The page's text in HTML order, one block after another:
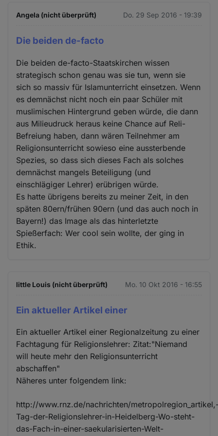
Angela (nicht überprüft) Do. 29 Sep 2016 - 19:39
Die beiden de-facto
Die beiden de-facto-Staatskirchen wissen
strategisch schon genau was sie tun, wenn sie
sich so massiv für Islamunterricht einsetzen. Wenn
es demnächst nicht noch ein paar Schüler mit
muslimischen Hintergrund geben würde, die dann
aus Milieudruck heraus keine Chance auf Reli-
Befreiung haben, dann wären Teilnehmer am
Religionsunterricht sowieso eine aussterbende
Spezies, so dass sich dieses Fach als solches
demnächst mangels Beteiligung (und
einschlägiger Lehrer) erübrigen würde.
Es hatte übrigens bereits zu meiner Zeit, in den
späten 80ern/frühen 90ern (und das auch noch in
Bayern!) das Image als das hinterletzte
Spießerfach: Wer cool sein wollte, der ging in
Ethik.
little Louis (nicht überprüft) Mo. 10 Okt 2016 - 16:55
Ein aktueller Artikel einer
Ein aktueller Artikel einer Regionalzeitung zu einer
Fachtagung für Religionslehrer: Zitat:"Niemand
will heute mehr den Religionsunterricht
abschaffen"
Näheres unter folgendem link:
http://www.rnz.de/nachrichten/
Tag-der-Religionslehrer-in-Heidelberg-Wo-steht-
das-Fach-in-einer-saekularisierten-Welt-
Cookies